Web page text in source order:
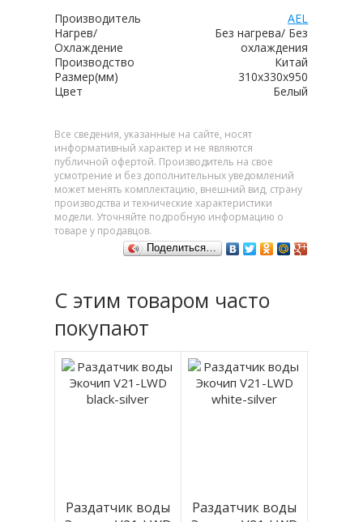
Производитель
AEL
Нагрев/
Охлаждение
Без нагрева/ Без
охлаждения
Производство
Китай
Размер(мм)
310х330х950
Цвет
Белый
Все сведения, указанные на сайте, носят
информативный характер и не являются
публичной офертой. Производитель на свое
усмотрение и без дополнительных уведомлений
может менять комплектацию, внешний вид, страну
производства и технические характеристики
модели. Уточняйте подробную информацию о
товаре у продавцов.
Поделиться…
С этим товаром часто
покупают
Раздатчик воды
Раздатчик воды